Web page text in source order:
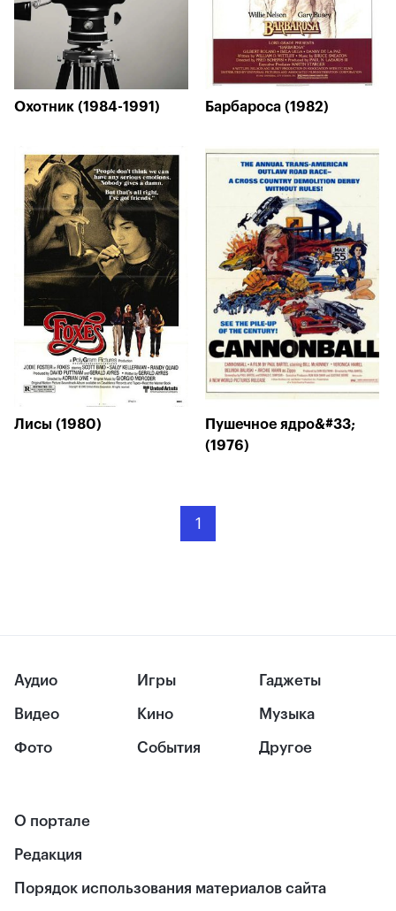
Охотник (1984-1991) Барбароса (1982)
Лисы (1980)
Пушечное ядро&#33;
(1976)
1
Аудио
Видео
Фото
Игры
Кино
События
Гаджеты
Музыка
Другое
О портале
Редакция
Порядок использования материалов сайта